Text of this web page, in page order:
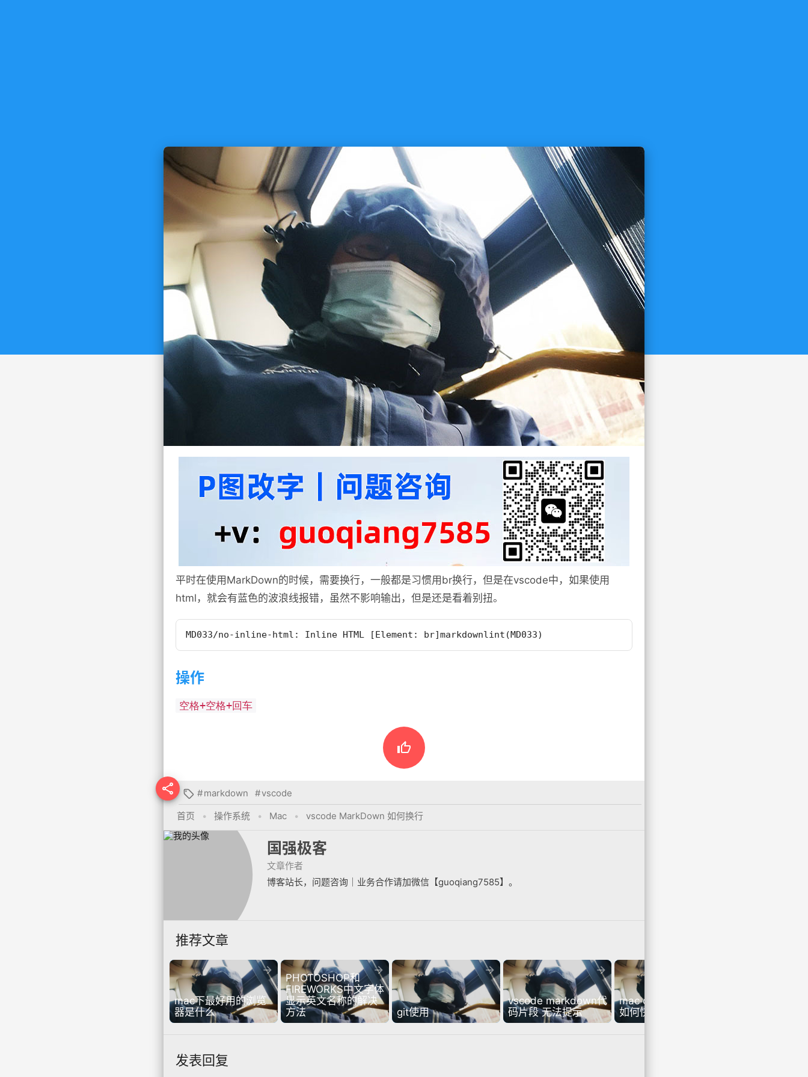
平时在使用MarkDown的时候，需要换行，一般都是习惯用br换行，但是在vscode中，如果使用
html，就会有蓝色的波浪线报错，虽然不影响输出，但是还是看着别扭。
MD033/no-inline-html: Inline HTML [Element: br]markdownlint(MD033)
操作
空格+空格+回车

  #markdown #vscode
首页
• 操作系统 • Mac • vscode MarkDown 如何换行
国强极客
文章作者
博客站长，问题咨询｜业务合作请加微信【guoqiang7585】。
推荐文章
mac下最好用的浏览
器是什么

PHOTOSHOP和
FIREWORKS中文字体
显示英文名称的解决
方法

git使用

vscode markdown代
码片段 无法提示

mac chrome edge
如何快速切换标签页
发表回复